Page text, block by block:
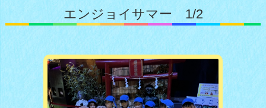
エンジョイサマー 1/2